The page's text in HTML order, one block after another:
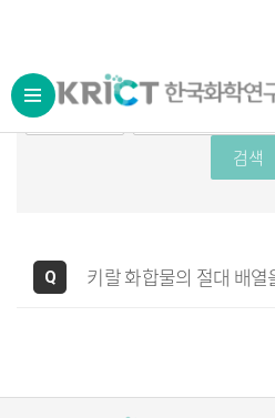
Q 키랄 화합물의 절대 배열